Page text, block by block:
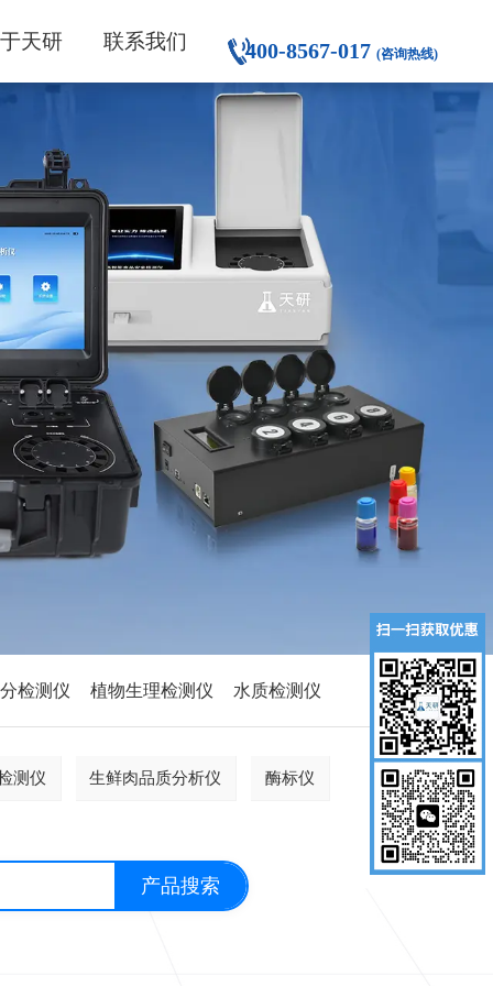
天研 联系我们 400-8567-017 (咨询热线)
产品搜索
检测仪 植物生理检测仪 水质检测仪
测仪 生鲜肉品质分析仪 酶标仪